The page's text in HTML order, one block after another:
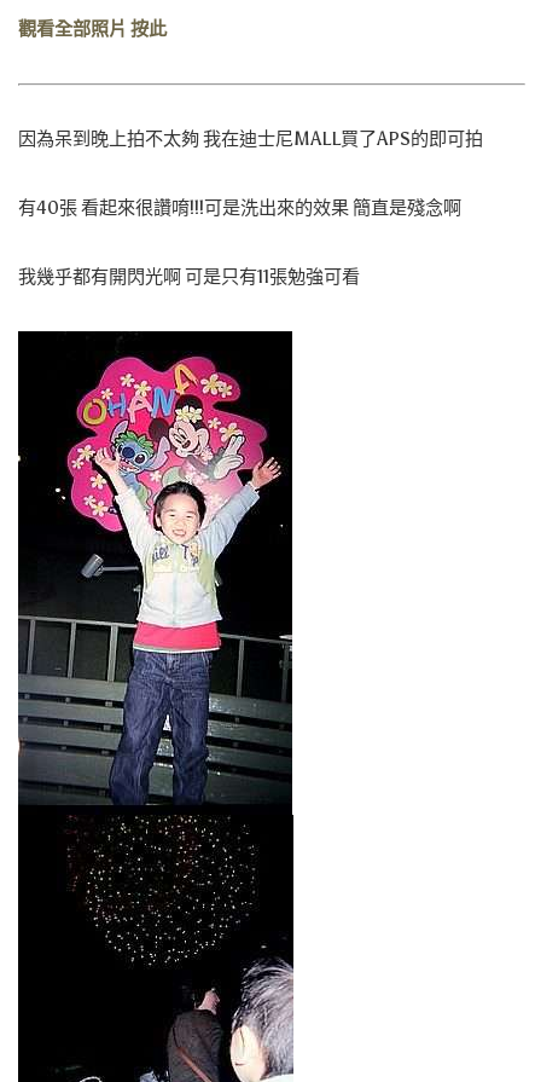
觀看全部照片 按此
因為呆到晚上拍不太夠 我在迪士尼MALL買了APS的即可拍
有40張 看起來很讚唷!!!可是洗出來的效果 簡直是殘念啊
我幾乎都有開閃光啊 可是只有11張勉強可看